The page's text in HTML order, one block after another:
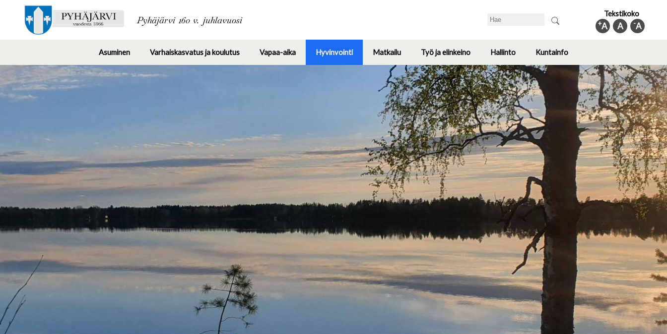
Pyhäjärvi 160 v. juhlavuosi Search Tekstikoko
-A
A
+A
Asuminen
Toggle
submenu
Varhaiskasvatus ja koulutus
Toggle
submenu
Vapaa-aika
Toggle
submenu
Hyvinvointi
Toggle
submenu
Matkailu
submenu
Työ ja elinkeino
Toggle
submenu
Hallinto
Toggle
submenu
Kuntainfo
submenu